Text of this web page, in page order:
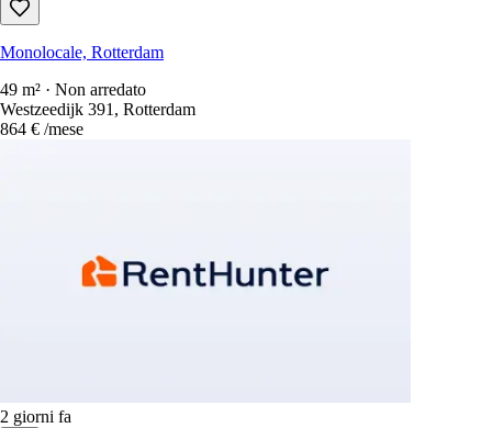
Monolocale, Rotterdam
49 m² · Non arredato
Westzeedijk 391, Rotterdam
864 € /mese
2 giorni fa